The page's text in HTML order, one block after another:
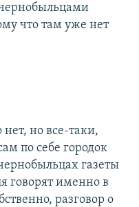
что там уже нет
нет, но все-таки,
по себе городок
газеты
говорят именно в
разговор о